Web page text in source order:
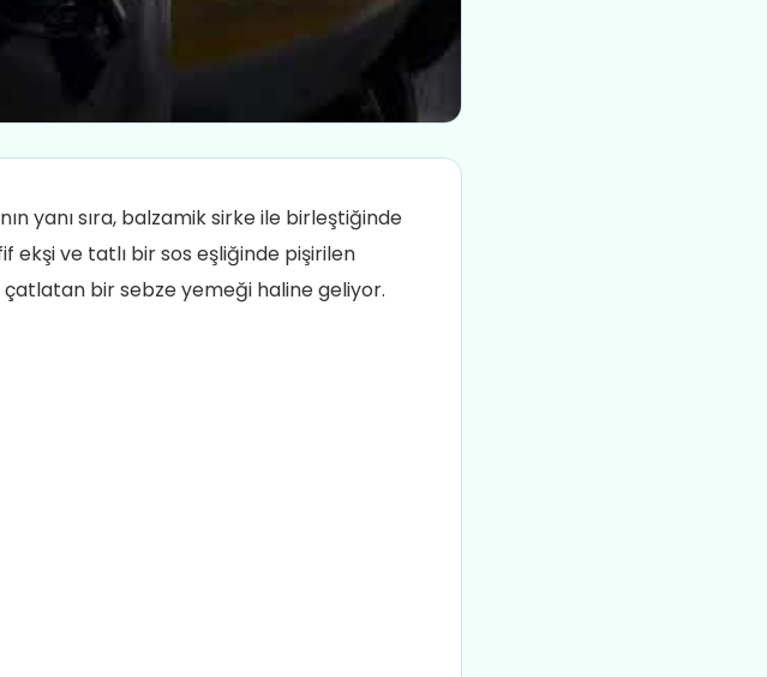
yanı sıra, balzamik sirke ile birleştiğinde
ekşi ve tatlı bir sos eşliğinde pişirilen
bir sebze yemeği haline geliyor.